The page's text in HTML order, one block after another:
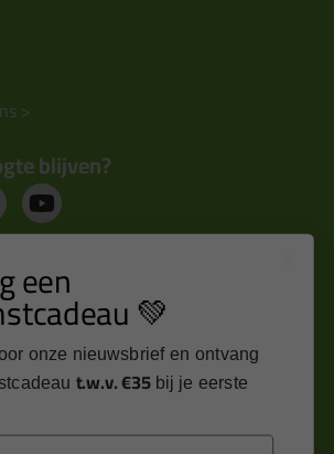
>
blijven?
deals rechtstreeks in je
Inschrijven
een
💚
onze nieuwsbrief en ontvang
t.w.v. €35 bij je eerste